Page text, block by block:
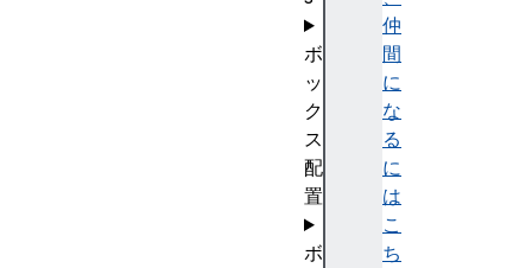
仲
間
に
な
る
に
は
こ
ち
ボ
ッ
ク
ス
配
置
ボ